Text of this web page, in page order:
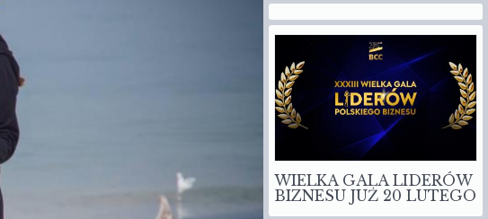
WIELKA GALA LIDERÓW
BIZNESU JUŻ 20 LUTEGO